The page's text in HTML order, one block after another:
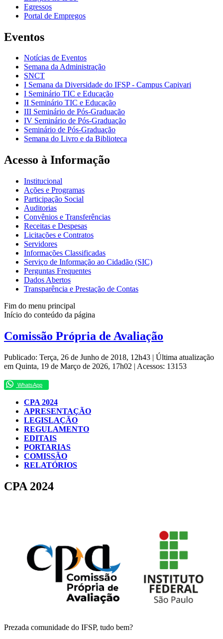
Egressos
Portal de Empregos
Eventos
Notícias de Eventos
Semana da Administração
SNCT
I Semana da Diversidade do IFSP - Campus Capivari
I Seminário TIC e Educação
II Seminário TIC e Educação
III Seminário de Pós-Graduação
IV Seminário de Pós-Graduação
Seminário de Pós-Graduação
Semana do Livro e da Biblioteca
Acesso à Informação
Institucional
Ações e Programas
Participação Social
Auditorias
Convênios e Transferências
Receitas e Despesas
Licitações e Contratos
Servidores
Informações Classificadas
Serviço de Informação ao Cidadão (SIC)
Perguntas Frequentes
Dados Abertos
Transparência e Prestação de Contas
Fim do menu principal
Início do conteúdo da página
Comissão Própria de Avaliação
Publicado: Terça, 26 de Junho de 2018, 12h43 | Última atualização
em Quinta, 19 de Março de 2026, 17h02 | Acessos: 13153
WhatsApp
CPA 2024
APRESENTAÇÃO
LEGISLAÇÃO
REGULAMENTO
EDITAIS
PORTARIAS
COMISSÃO
RELATÓRIOS
CPA 2024
Prezada comunidade do IFSP, tudo bem?